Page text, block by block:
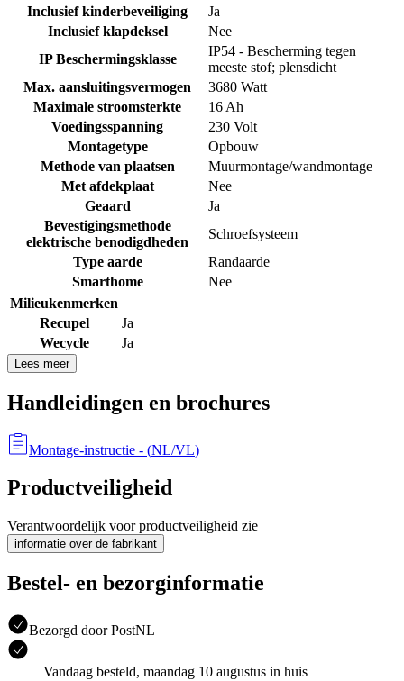
Inclusief kinderbeveiliging
Ja
Inclusief klapdeksel
Nee
IP Beschermingsklasse
IP54 - Bescherming tegen
meeste stof; plensdicht
Max. aansluitingsvermogen
3680 Watt
Maximale stroomsterkte
16 Ah
Voedingsspanning
230 Volt
Montagetype
Opbouw
Methode van plaatsen
Muurmontage/wandmontage
Met afdekplaat
Nee
Geaard
Ja
Bevestigingsmethode
elektrische benodigdheden
Schroefsysteem
Type aarde
Randaarde
Smarthome
Nee
Milieukenmerken
Recupel
Ja
Wecycle
Ja
Lees meer
Handleidingen en brochures
Montage-instructie - (NL/VL)
Productveiligheid
Verantwoordelijk voor productveiligheid zie
informatie over de fabrikant
Bestel- en bezorginformatie
Bezorgd door PostNL
Vandaag besteld, maandag 10 augustus in huis